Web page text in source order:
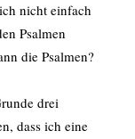
nicht einfach
Psalmen
die Psalmen?
drei
dass ich eine